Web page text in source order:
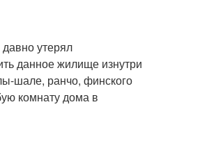
утерял
данное жилище изнутри
шале, ранчо, финского
комнату дома в